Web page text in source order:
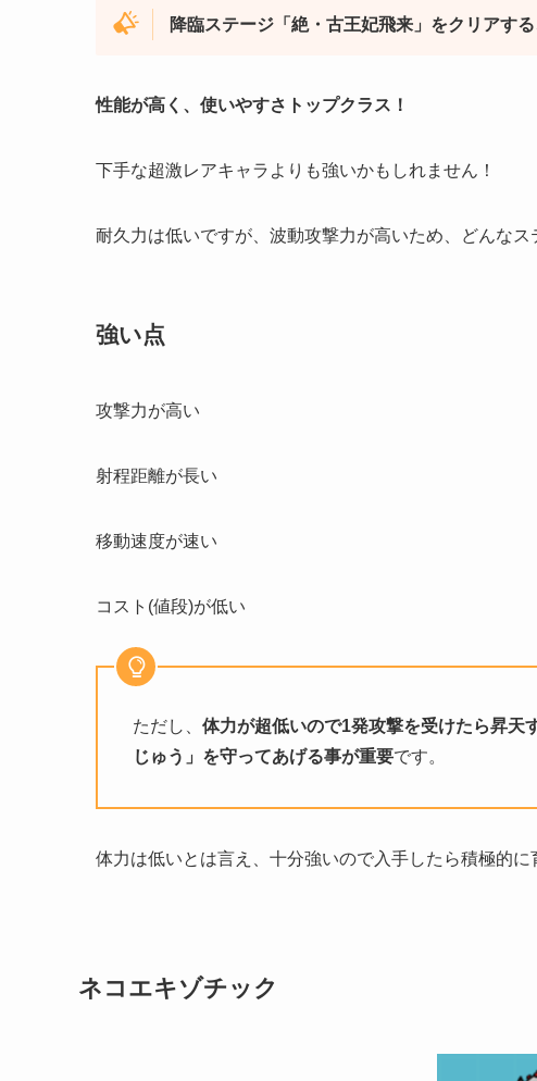
降臨ステージ「絶・古王妃飛来」をクリアす
性能が高く、使いやすさトップクラス！
下手な超激レアキャラよりも強いかもしれません！
耐久力は低いですが、波動攻撃力が高いため、どんな
強い点
攻撃力が高い
射程距離が長い
移動速度が速い
コスト(値段)が低い
ただし、 体力が超低いので1発攻撃を受けたら昇天
じゅう」を守ってあげる事が重要です。
体力は低いとは言え、十分強いので入手したら積極的に
ネコエキゾチック